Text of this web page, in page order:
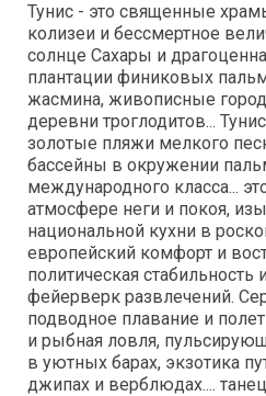
Тунис - это священные
колизеи и бессмертное
солнце Сахары и
плантации финиковых
жасмина, живописные
деревни троглодитов...
золотые пляжи мелкого
бассейны в окружении
международного класса...
атмосфере неги и покоя,
национальной кухни в
европейский комфорт и
политическая стабильность
фейерверк развлечений.
подводное плавание и
и рыбная ловля,
в уютных барах, экзотика
джипах и верблюдах....